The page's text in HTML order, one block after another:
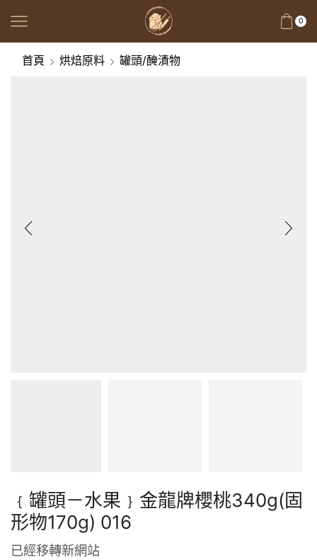
0
首頁 烘焙原料 罐頭/醃漬物
﹛罐頭－水果﹜金龍牌櫻桃340g(固
形物170g) 016
已經移轉新網站